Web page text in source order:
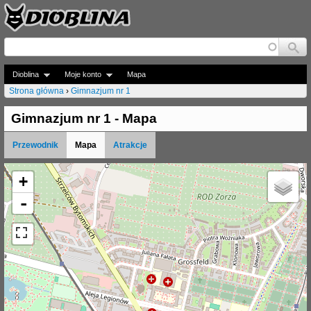
Jump to navigation
Dioblina Moje konto Mapa
J
e
s
t
e
ś
t
u
t
a
Strona główna › Gimnazjum nr 1
Gimnazjum nr 1 - Mapa
Przewodnik Mapa Atrakcje
+
-